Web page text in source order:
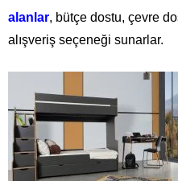
alanlar, bütçe dostu, çevre
alışveriş seçeneği sunarlar.